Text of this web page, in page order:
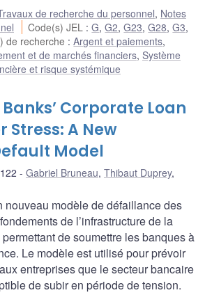
de recherche du personnel, Notes
Code(s) JEL :G,G2,G23,G28,G3,
de recherche :Argent et paiements,
et de marchés financiers, Système
et risque systémique
Corporate Loan
Stress: A New
Model
Gabriel Bruneau, Thibaut Duprey,
nouveau modèle de défaillance des
de l’infrastructure de la
de soumettre les banques à
Le modèle est utilisé pour prévoir
entreprises que le secteur bancaire
de subir en période de tension.